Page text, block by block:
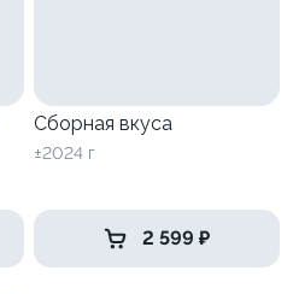
Сборная вкуса
±2024 г
2 599 ₽